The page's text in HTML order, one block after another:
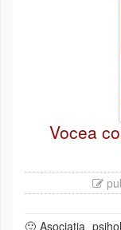
Vocea
🙂Asociația